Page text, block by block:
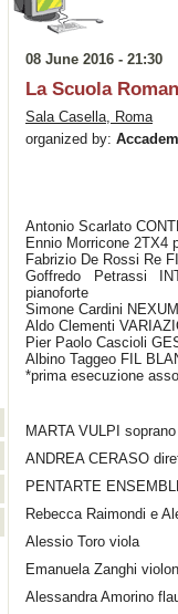
08 June 2016 - 21:30
La Scuola
Sala Casella, Roma
organized by:
Antonio Scarlato
Ennio Morricone 2TX4
Fabrizio De Rossi Re
Goffredo Petrassi
pianoforte
Simone Cardini
Aldo Clementi
Pier Paolo Cascioli
Albino Taggeo FIL
*prima esecuzione
MARTA VULPI soprano
ANDREA CERASO
PENTARTE
Rebecca Raimondi e
Alessio Toro viola
Emanuela Zanghi
Alessandra Amorino